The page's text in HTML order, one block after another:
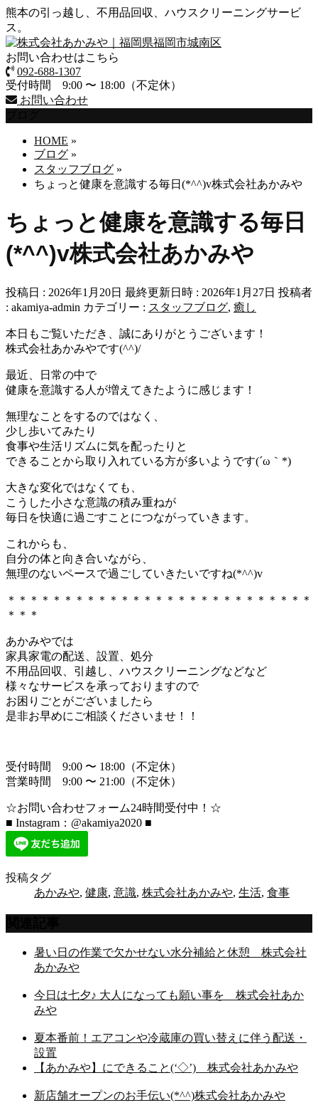
熊本の引っ越し、不用品回収、ハウスクリーニングサービ
ス。
お問い合わせはこちら
092-688-1307
受付時間 9:00 〜 18:00（不定休）
お問い合わせ
HOME »
ブログ »
スタッフブログ »
ちょっと健康を意識する毎日(*^^)v株式会社あかみや
ちょっと健康を意識する毎日
(*^^)v株式会社あかみや
投稿日 : 2026年1月20日 最終更新日時 : 2026年1月27日 投稿者
: akamiya-admin カテゴリー : スタッフブログ, 癒し
本日もご覧いただき、誠にありがとうございます！
株式会社あかみやです(^^)/
最近、日常の中で
健康を意識する人が増えてきたように感じます！
無理なことをするのではなく、
少し歩いてみたり
食事や生活リズムに気を配ったりと
できることから取り入れている方が多いようです(´ω｀*)
大きな変化ではなくても、
こうした小さな意識の積み重ねが
毎日を快適に過ごすことにつながっていきます。
これからも、
自分の体と向き合いながら、
無理のないペースで過ごしていきたいですね(*^^)v
＊＊＊＊＊＊＊＊＊＊＊＊＊＊＊＊＊＊＊＊＊＊＊＊＊＊＊
＊＊＊
あかみやでは
家具家電の配送、設置、処分
不用品回収、引越し、ハウスクリーニングなどなど
様々なサービスを承っておりますので
お困りごとがございましたら
是非お早めにご相談くださいませ！！
受付時間 9:00 〜 18:00（不定休）
営業時間 9:00 〜 21:00（不定休）
☆お問い合わせフォーム24時間受付中！☆
■ Instagram：@akamiya2020 ■
投稿タグ
あかみや, 健康, 意識, 株式会社あかみや, 生活, 食事
暑い日の作業で欠かせない水分補給と休憩 株式会社
あかみや
今日は七夕♪ 大人になっても願い事を 株式会社あか
みや
夏本番前！エアコンや冷蔵庫の買い替えに伴う配送・
設置
【あかみや】にできること(‘◇’)ゞ株式会社あかみや
新店舗オープンのお手伝い(*^^)株式会社あかみや